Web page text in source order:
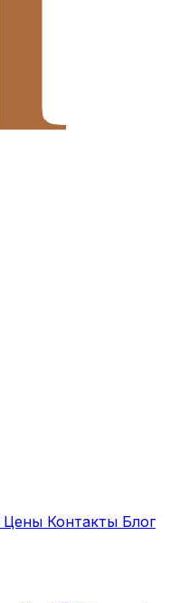
Цены Контакты Блог